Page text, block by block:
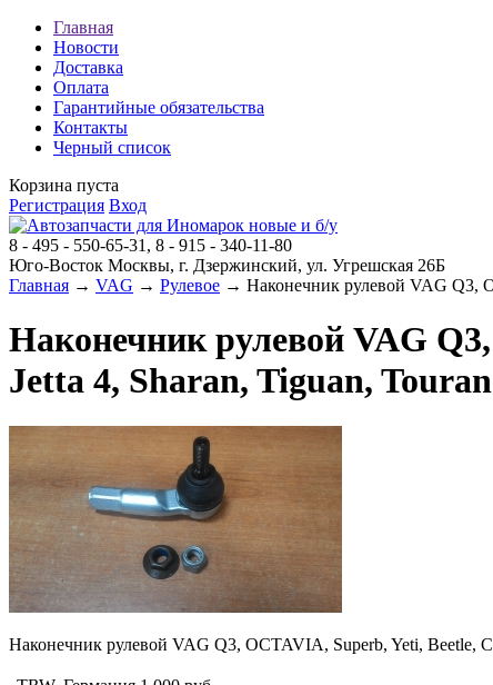
Главная
Новости
Доставка
Оплата
Гарантийные обязательства
Контакты
Черный список
Корзина пуста
Регистрация Вход
8 - 495 - 550-65-31, 8 - 915 - 340-11-80
Юго-Восток Москвы, г. Дзержинский, ул. Угрешская 26Б
Главная → VAG → Рулевое → Наконечник рулевой VAG Q3,
Наконечник рулевой VAG
Jetta 4, Sharan, Tiguan,
Наконечник рулевой VAG Q3, OCTAVIA, Superb, Yeti, Beetle,